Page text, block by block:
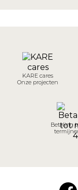
KARE cares
Onze projecten
Betaling